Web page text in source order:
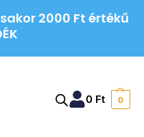
2000 Ft értékű
0 Ft 0